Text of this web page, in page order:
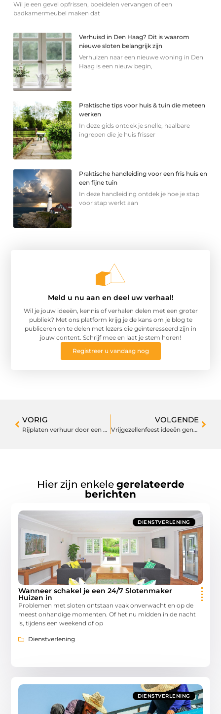
Wil je een gevel opfrissen, boeidelen vervangen of een
badkamermeubel maken dat
Verhuisd in Den Haag? Dit is waarom
nieuwe sloten belangrijk zijn
Verhuizen naar een nieuwe woning in Den
Haag is een nieuw begin,
Praktische tips voor huis & tuin die meteen
werken
In deze gids ontdek je snelle, haalbare
ingrepen die je huis frisser
Praktische handleiding voor een fris huis en
een fijne tuin
In deze handleiding ontdek je hoe je stap
voor stap werkt aan
Meld u nu aan en deel uw verhaal!
Wil je jouw ideeën, kennis of verhalen delen met een groter
publiek? Met ons platform krijg je de kans om je blog te
publiceren en te delen met lezers die geïnteresseerd zijn in
jouw content. Schrijf mee en laat je stem horen!
Registreer u vandaag nog
VORIG
Rijplaten verhuur door een expert
VOLGENDE
Vrijgezellenfeest ideeën genoeg voor een onvergetelijke dag
Hier zijn enkele gerelateerde
berichten
DIENSTVERLENING
Wanneer schakel je een 24/7 Slotenmaker
Huizen in
Problemen met sloten ontstaan vaak onverwacht en op de
meest onhandige momenten. Of het nu midden in de nacht
is, tijdens een weekend of op
Dienstverlening
DIENSTVERLENING